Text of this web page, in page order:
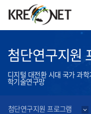
첨단연구지원
디지털 대전환 시대 국가 과
학기술연구망
첨단연구지원 프로그램